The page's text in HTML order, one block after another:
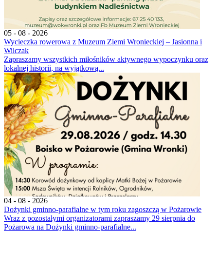
05 - 08 - 2026
Wycieczka rowerowa z Muzeum Ziemi Wronieckiej – Jasionna i
Wilczak
Zapraszamy wszystkich miłośników aktywnego wypoczynku oraz
lokalnej historii, na wyjątkową...
04 - 08 - 2026
Dożynki gminno-parafialne w tym roku zagoszczą w Pożarowie
Wraz z pozostałymi organizatorami zapraszamy 29 sierpnia do
Pożarowa na Dożynki gminno-parafialne...